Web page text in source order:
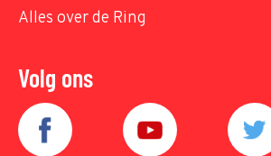
Alles over de Ring
Volg ons